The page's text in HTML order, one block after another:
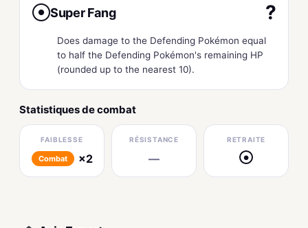
● Super Fang ?
Does damage to the Defending Pokémon equal
to half the Defending Pokémon's remaining HP
(rounded up to the nearest 10).
Statistiques de combat
FAIBLESSE
Combat ×2
RÉSISTANCE
—
RETRAITE
●